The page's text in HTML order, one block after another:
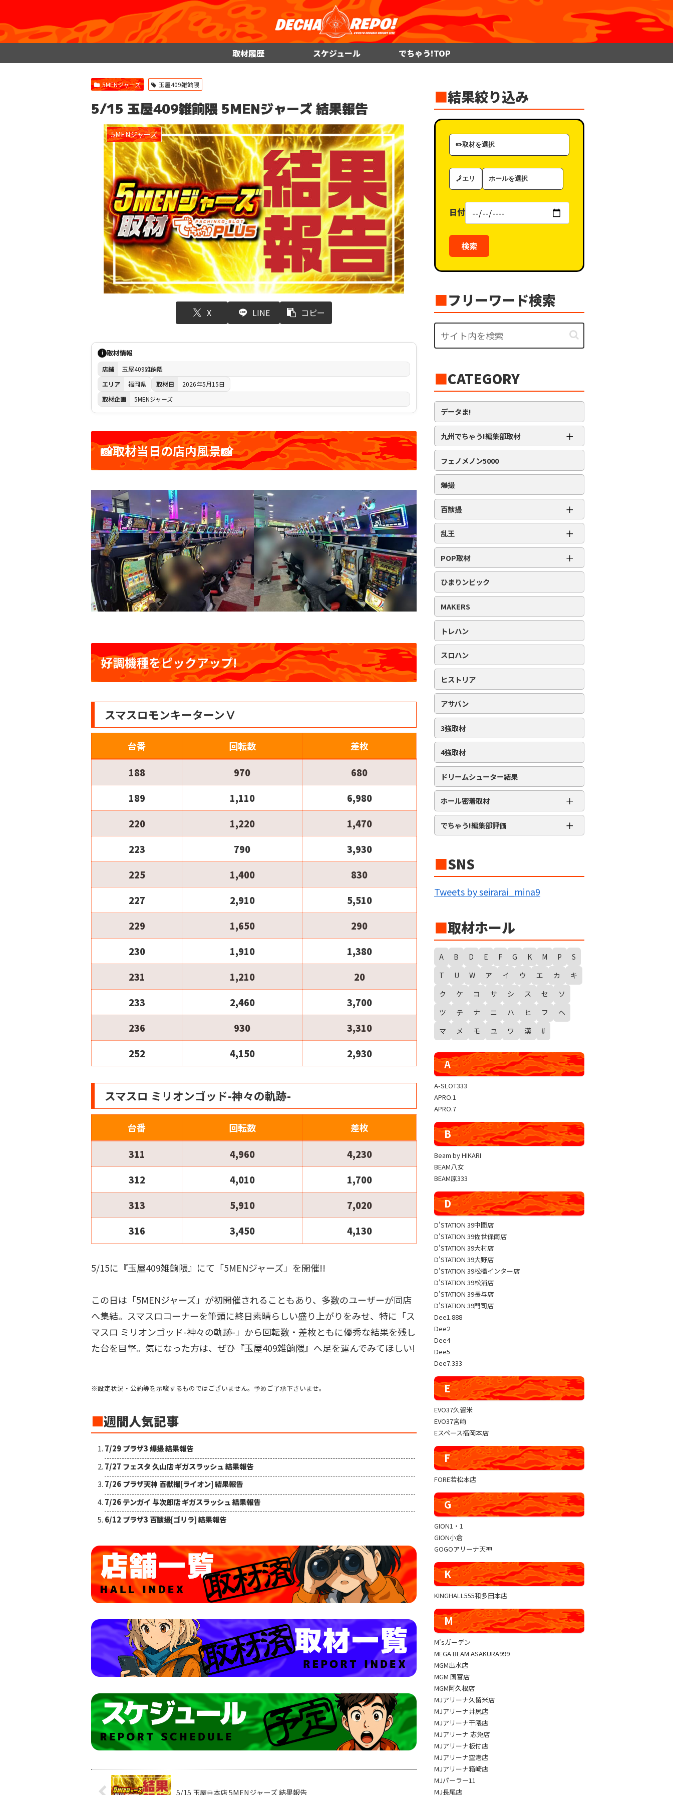
取材履歴 スケジュール でちゃう!TOP
5MENジャーズ 玉屋409雑餉隈
5/15 玉屋409雑餉隈 5MENジャーズ 結果報告
5MENジャーズ
X LINE コピー
i 取材情報
店舗
玉屋409雑餉隈
エリア
福岡県 取材日
2026年5月15日
取材企画
5MENジャーズ
📸取材当日の店内風景📸
好調機種をピックアップ!
スマスロモンキーターンⅤ
台番 回転数 差枚
188 970
680
189
1,110
6,980
220
1,220
1,470
223
790
3,930
225
1,400
830
227
2,910
5,510
229
1,650
290
230
1,910
1,380
231
1,210
20
233
2,460
3,700
236
930
3,310
252
4,150 2,930
スマスロ ミリオンゴッド-神々の軌跡-
台番 回転数 差枚
311 4,960
4,230
312
4,010
1,700
313
5,910
7,020
316
3,450 4,130
5/15に『玉屋409雑餉隈』にて「5MENジャーズ」を開催!!
この日は「5MENジャーズ」が初開催されることもあり、多数のユーザーが同店
へ集結。スマスロコーナーを筆頭に終日素晴らしい盛り上がりをみせ、特に「ス
マスロ ミリオンゴッド-神々の軌跡-」から回転数・差枚ともに優秀な結果を残し
た台を目撃。気になった方は、ぜひ『玉屋409雑餉隈』へ足を運んでみてほしい!
※設定状況・公約等を示唆するものではございません。予めご了承下さいませ。
■週間人気記事
7/29 プラザ3 爆撮 結果報告
7/27 フェスタ 久山店 ギガスラッシュ 結果報告
7/26 プラザ天神 百獣撮[ライオン] 結果報告
7/26 テンガイ 与次郎店 ギガスラッシュ 結果報告
6/12 プラザ3 百獣撮[ゴリラ] 結果報告
5/15 玉屋♾️本店 5MENジャーズ 結果報告
■結果絞り込み
取
材
ゴ
ー
エ
リ
ホ
ー
（タ
グ）
日付
検索
■フリーワード検索
■CATEGORY
データま!
九州でちゃう!編集部取材 ＋
編集部取材［ダイヤ］
編集部取材［金］
編集部取材［スロット対象機種アリ］
フェノメノン5000
爆撮
百獣撮 ＋
百獣撮-改-［ライオン］
百獣撮［ゴリラ］
百獣撮-改-［ゴリラ］
百獣撮［ゾウ］
乱王 ＋
スロット乱王
パチンコ乱王
POP取材 ＋
周年番付
POP番付
PICK番付
ひまりンピック
MAKERS
トレハン
スロハン
ヒストリア
アサバン
3強取材
4強取材
ドリームシューター結果
ホール密着取材 ＋
APRO流星群取材
三大天
久留米ジャック
BIG BANG
回胴の極意
WANTED WONDERLAND
ギガスラッシュ
超ギガスラッシュ
新春スタートダッシュ取材
GRAND WARS-新店実践録-
SUGEEEEEEE!
ギャラクシー取材
グランドクラッシュ
トリプルユニオン
天極
玉屋共闘取材
SHOW TIME取材
聖域取材
戸畑クエスト
YUKO LUCKY×FACE 共闘取材
ヴァルヴレイヴ編集部一斉調査
三共闘取材
熊本の陣
協力取材
ゼッパチ取材
でちゃう!編集部評価 ＋
★★★★
★★★
★★
■SNS
Tweets by seirarai_mina9
■取材ホール
A B D E F G K M P
S
T
U W ア イ ウ エ カ
キ
ク
ケ コ サ シ ス セ
ソ
ツ
テ ナ ニ ハ ヒ フ
ヘ
マ
メ モ ユ ワ 漢 #
A
A-SLOT333
APRO.1
APRO.7
B
Beam by HIKARI
BEAM八女
BEAM原333
D
D'STATION 39中間店
D'STATION 39佐世保南店
D'STATION 39大村店
D'STATION 39大野店
D'STATION 39松橋インター店
D'STATION 39松浦店
D'STATION 39長与店
D'STATION 39門司店
Dee1.888
Dee2
Dee4
Dee5
Dee7.333
E
EVO37久留米
EVO37宮崎
Eスペース福岡本店
F
FORE若松本店
G
GION1・1
GION小倉
GOGOアリーナ天神
K
KINGHALL555和多田本店
M
M'sガーデン
MEGA BEAM ASAKURA999
MGM出水店
MGM 国富店
MGM阿久根店
MJアリーナ久留米店
MJアリーナ井尻店
MJアリーナ干隈店
MJアリーナ 志免店
MJアリーナ板付店
MJアリーナ空港店
MJアリーナ箱崎店
MJパーラー11
MJ長尾店